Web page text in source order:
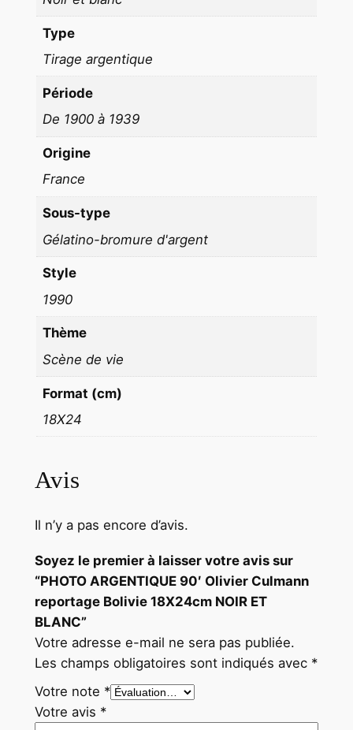
p
O
I
E
T
B
L
A
N
C
Type
Tirage argentique
Période
De 1900 à 1939
Origine
France
Sous-type
Gélatino-bromure d'argent
Style
1990
Thème
Scène de vie
Format (cm)
18X24
Avis
Il n’y a pas encore d’avis.
Soyez le premier à laisser votre avis sur
“PHOTO ARGENTIQUE 90′ Olivier Culmann
reportage Bolivie 18X24cm NOIR ET
BLANC”
Votre adresse e-mail ne sera pas publiée.
Les champs obligatoires sont indiqués avec *
Votre note *
Votre avis *